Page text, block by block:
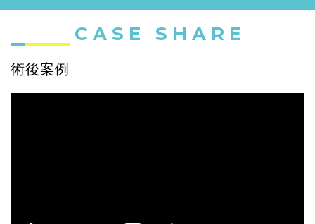
CASE SHARE
術後案例